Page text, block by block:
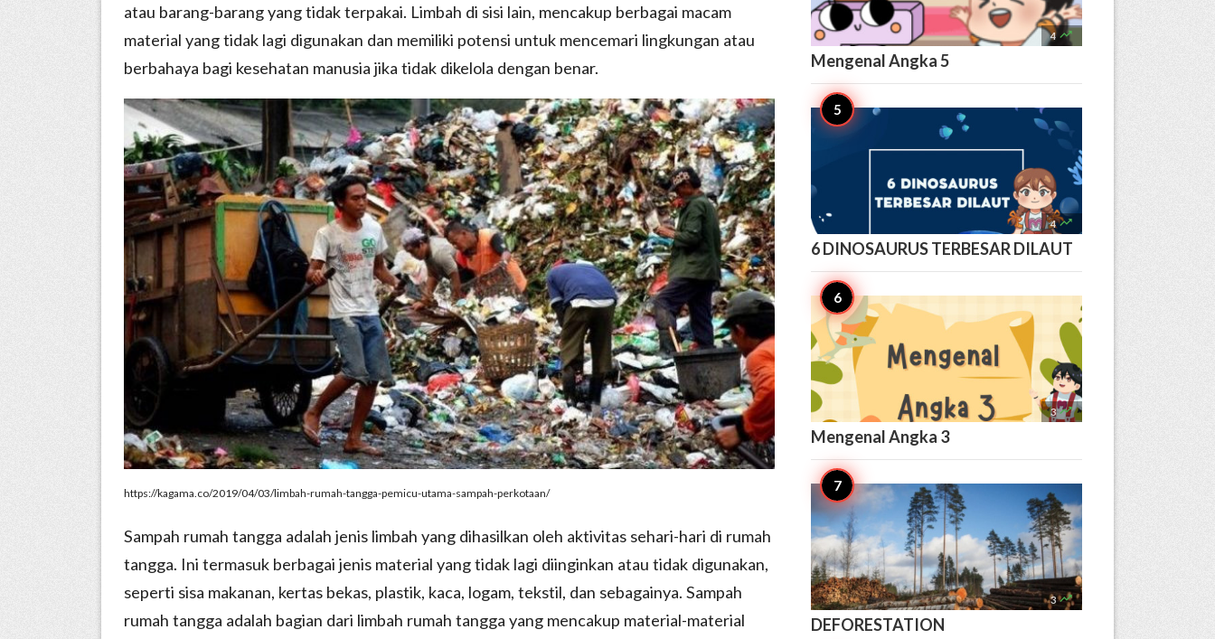
atau barang-barang yang tidak terpakai. Limbah di sisi lain, mencakup berbagai macam
material yang tidak lagi digunakan dan memiliki potensi untuk mencemari lingkungan atau
berbahaya bagi kesehatan manusia jika tidak dikelola dengan benar.
https://kagama.co/2019/04/03/limbah-rumah-tangga-pemicu-utama-sampah-perkotaan/
Sampah rumah tangga adalah jenis limbah yang dihasilkan oleh aktivitas sehari-hari di rumah
tangga. Ini termasuk berbagai jenis material yang tidak lagi diinginkan atau tidak digunakan,
seperti sisa makanan, kertas bekas, plastik, kaca, logam, tekstil, dan sebagainya. Sampah
rumah tangga adalah bagian dari limbah rumah tangga yang mencakup material-material
4 
Mengenal Angka 5
4 
6 DINOSAURUS TERBESAR DILAUT
3 
Mengenal Angka 3
3 
DEFORESTATION